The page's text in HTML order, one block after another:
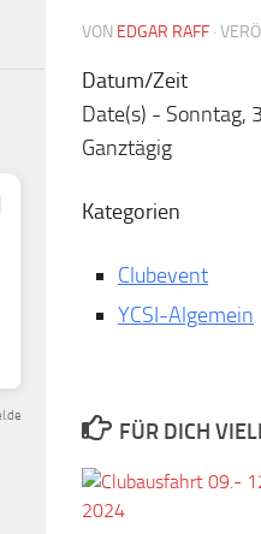
VON EDGAR RAFF ·
Datum/Zeit
Date(s) - Sonntag,
Ganztägig
Kategorien
Clubevent
YCSI-Algemein
FÜR DICH